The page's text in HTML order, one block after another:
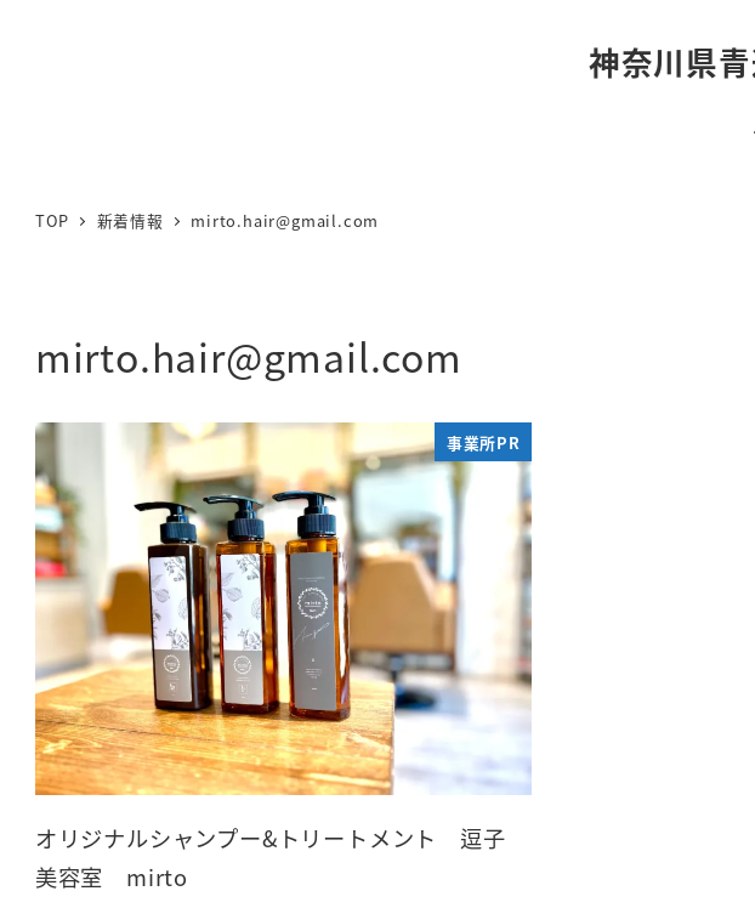
神奈川県
TOP 新着情報 mirto.hair@gmail.com
mirto.hair@gmail.com
事業所PR
オリジナルシャンプー&トリートメント 逗子
美容室 mirto